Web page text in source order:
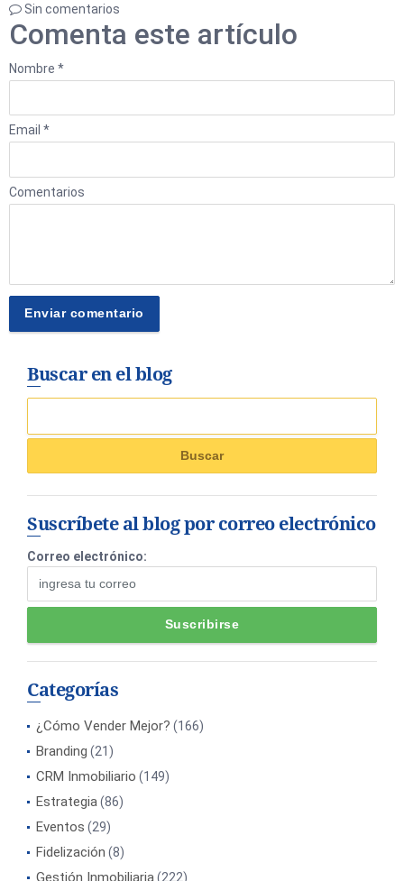
Sin comentarios
Comenta este artículo
Nombre *
Email *
Comentarios
Buscar en el blog
Suscríbete al blog por correo electrónico
Correo electrónico:
Categorías
¿Cómo Vender Mejor? (166)
Branding (21)
CRM Inmobiliario (149)
Estrategia(86)
Eventos (29)
Fidelización (8)
Gestión Inmobiliaria (222)